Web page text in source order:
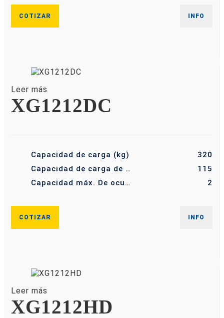
COTIZAR INFO
Leer más
XG1212DC
Capacidad de carga (kg)
320
Capacidad de carga de la plataforma extendida (kg)
115
Capacidad máx. De ocupantes (-)
2
COTIZAR INFO
Leer más
XG1212HD